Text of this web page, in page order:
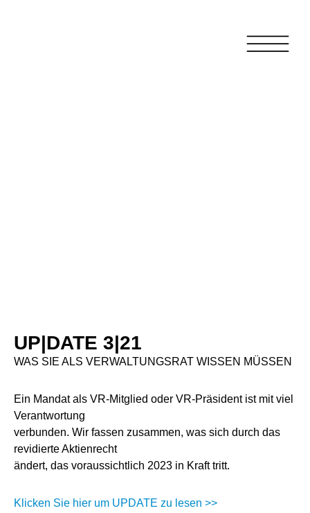
UP|DATE 3|21
WAS SIE ALS VERWALTUNGSRAT WISSEN MÜSSEN
Ein Mandat als VR-Mitglied oder VR-Präsident ist mit viel
Verantwortung
verbunden. Wir fassen zusammen, was sich durch das
revidierte Aktienrecht
ändert, das voraussichtlich 2023 in Kraft tritt.
Klicken Sie hier um UPDATE zu lesen >>